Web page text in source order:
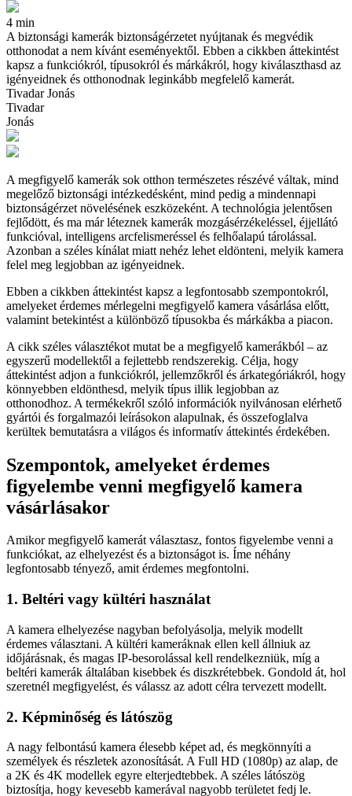
4 min
A biztonsági kamerák biztonságérzetet nyújtanak és megvédik
otthonodat a nem kívánt eseményektől. Ebben a cikkben áttekintést
kapsz a funkciókról, típusokról és márkákról, hogy kiválaszthasd az
igényeidnek és otthonodnak leginkább megfelelő kamerát.
Tivadar Jonás
Tivadar
Jonás
A megfigyelő kamerák sok otthon természetes részévé váltak, mind
megelőző biztonsági intézkedésként, mind pedig a mindennapi
biztonságérzet növelésének eszközeként. A technológia jelentősen
fejlődött, és ma már léteznek kamerák mozgásérzékeléssel, éjjellátó
funkcióval, intelligens arcfelismeréssel és felhőalapú tárolással.
Azonban a széles kínálat miatt nehéz lehet eldönteni, melyik kamera
felel meg legjobban az igényeidnek.
Ebben a cikkben áttekintést kapsz a legfontosabb szempontokról,
amelyeket érdemes mérlegelni megfigyelő kamera vásárlása előtt,
valamint betekintést a különböző típusokba és márkákba a piacon.
A cikk széles választékot mutat be a megfigyelő kamerákból – az
egyszerű modellektől a fejlettebb rendszerekig. Célja, hogy
áttekintést adjon a funkciókról, jellemzőkről és árkategóriákról, hogy
könnyebben eldönthesd, melyik típus illik legjobban az
otthonodhoz. A termékekről szóló információk nyilvánosan elérhető
gyártói és forgalmazói leírásokon alapulnak, és összefoglalva
kerültek bemutatásra a világos és informatív áttekintés érdekében.
Szempontok, amelyeket érdemes
figyelembe venni megfigyelő kamera
vásárlásakor
Amikor megfigyelő kamerát választasz, fontos figyelembe venni a
funkciókat, az elhelyezést és a biztonságot is. Íme néhány
legfontosabb tényező, amit érdemes megfontolni.
1. Beltéri vagy kültéri használat
A kamera elhelyezése nagyban befolyásolja, melyik modellt
érdemes választani. A kültéri kameráknak ellen kell állniuk az
időjárásnak, és magas IP-besorolással kell rendelkezniük, míg a
beltéri kamerák általában kisebbek és diszkrétebbek. Gondold át, hol
szeretnél megfigyelést, és válassz az adott célra tervezett modellt.
2. Képminőség és látószög
A nagy felbontású kamera élesebb képet ad, és megkönnyíti a
személyek és részletek azonosítását. A Full HD (1080p) az alap, de
a 2K és 4K modellek egyre elterjedtebbek. A széles látószög
biztosítja, hogy kevesebb kamerával nagyobb területet fedj le.